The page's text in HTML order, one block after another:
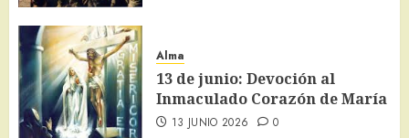
Alma
13 de junio: Devoción al
Inmaculado Corazón de María
13 JUNIO 2026 0